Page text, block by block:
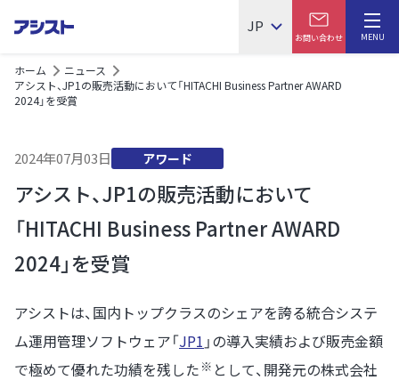
MENU
JP
お問い合わせ
ホーム
ニュース
アシスト、JP1の販売活動において「HITACHI Business Partner AWARD
2024」を受賞
2024年07月03日 アワード
アシスト、JP1の販売活動において
「HITACHI Business Partner AWARD
2024」を受賞
アシストは、国内トップクラスのシェアを誇る統合システ
ム運用管理ソフトウェア「JP1 」の導入実績および販売金額
で極めて優れた功績を残した ※ として、開発元の株式会社